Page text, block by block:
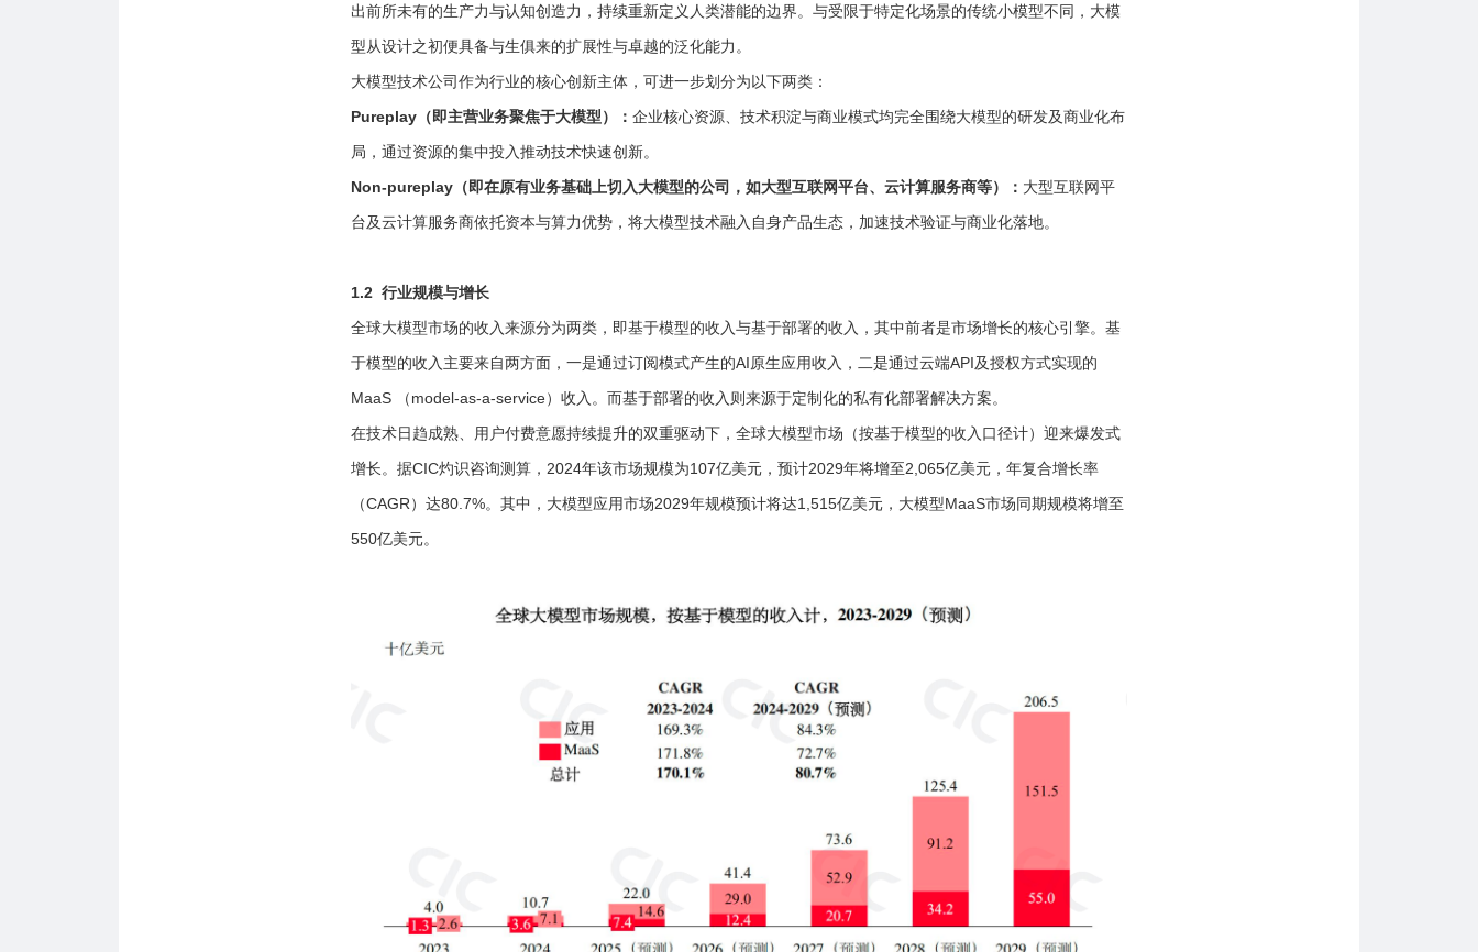
出前所未有的生产力与认知创造力，持续重新定义人类潜能的边界。与受限于特定化场景的传统小模型不同，大模
型从设计之初便具备与生俱来的扩展性与卓越的泛化能力。
大模型技术公司作为行业的核心创新主体，可进一步划分为以下两类：
Pureplay（即主营业务聚焦于大模型）： 企业核心资源、技术积淀与商业模式均完全围绕大模型的研发及商业化布
局，通过资源的集中投入推动技术快速创新。
Non-pureplay（即在原有业务基础上切入大模型的公司，如大型互联网平台、云计算服务商等）： 大型互联网平
台及云计算服务商依托资本与算力优势，将大模型技术融入自身产品生态，加速技术验证与商业化落地。
1.2 行业规模与增长
全球大模型市场的收入来源分为两类，即基于模型的收入与基于部署的收入，其中前者是市场增长的核心引擎。基
于模型的收入主要来自两方面，一是通过订阅模式产生的AI原生应用收入，二是通过云端API及授权方式实现的
MaaS （model-as-a-service）收入。而基于部署的收入则来源于定制化的私有化部署解决方案。
在技术日趋成熟、用户付费意愿持续提升的双重驱动下，全球大模型市场（按基于模型的收入口径计）迎来爆发式
增长。据CIC灼识咨询测算，2024年该市场规模为107亿美元，预计2029年将增至2,065亿美元，年复合增长率
（CAGR）达80.7%。其中，大模型应用市场2029年规模预计将达1,515亿美元，大模型MaaS市场同期规模将增至
550亿美元。